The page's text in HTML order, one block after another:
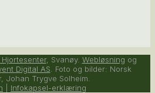
, Svanøy. Webløsning og
Digital AS . Foto og bilder: Norsk
Johan Trygve Solheim.
Infokapsel-erklæring